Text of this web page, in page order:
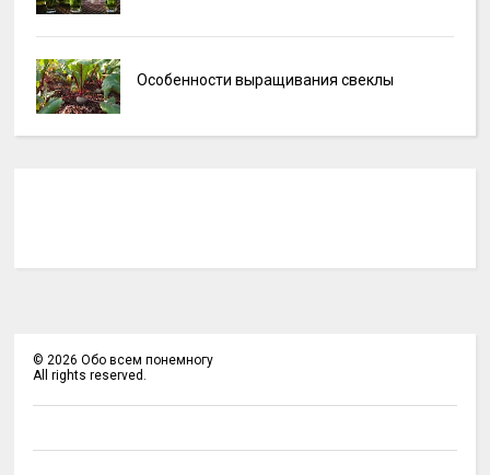
Особенности выращивания свеклы
© 2026 Обо всем понемногу
All rights reserved.